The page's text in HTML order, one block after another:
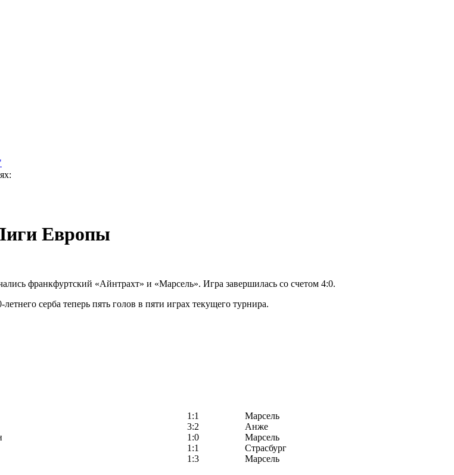
Европы
франкфуртский «Айнтрахт» и «Марсель». Игра завершилась со счетом 4:0.
серба теперь пять голов в пяти играх текущего турнира.
1:1
Марсель
3:2
Анже
1:0
Марсель
1:1
Страсбург
1:3
Марсель